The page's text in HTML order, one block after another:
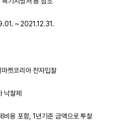
~ 2021.12.31.
켓코리아 전자입찰
찰제
용 포함, 1년기준 금액으로 투찰